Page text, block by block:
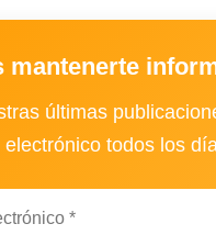
mantenerte
últimas
electrónico todos los